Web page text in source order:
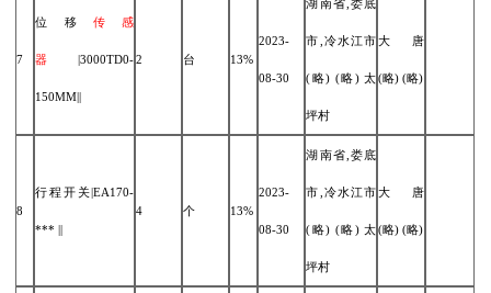
7
位移 传感
器|3000TD0-
150MM||
2 台 13%
2023-
08-30
湖南省,娄底
市,冷水江市
(略) (略) 太
坪村
大唐
(略) (略)
8
行程开关|EA170-
*** ||
4 个 13%
2023-
08-30
湖南省,娄底
市,冷水江市
(略) (略) 太
坪村
大唐
(略) (略)